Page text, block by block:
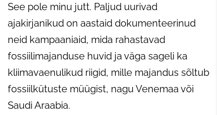
See pole minu jutt. Paljud uurivad
ajakirjanikud on aastaid dokumenteerinud
neid kampaaniaid, mida rahastavad
fossiilimajanduse huvid ja väga sageli ka
kliimavaenulikud riigid, mille majandus sõltub
fossiilkütuste müügist, nagu Venemaa või
Saudi Araabia.